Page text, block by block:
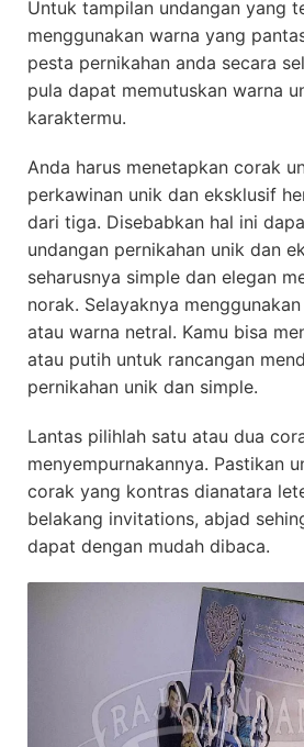
Untuk tampilan undangan yang
menggunakan warna yang
pesta pernikahan anda secara
pula dapat memutuskan warna
karaktermu.
Anda harus menetapkan corak
perkawinan unik dan eksklusif
dari tiga. Disebabkan hal ini
undangan pernikahan unik dan
seharusnya simple dan elegan
norak. Selayaknya
atau warna netral. Kamu bisa
atau putih untuk rancangan
pernikahan unik dan simple.
Lantas pilihlah satu atau dua
menyempurnakannya. Pastikan
corak yang kontras dianatara
belakang invitations, abjad
dapat dengan mudah dibaca.